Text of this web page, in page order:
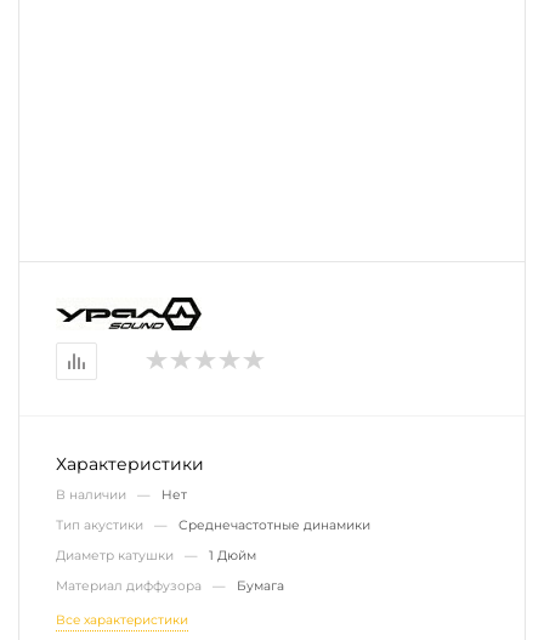
Характеристики
В наличии — Нет
Тип акустики — Среднечастотные динамики
Диаметр катушки — 1 Дюйм
Материал диффузора — Бумага
Все характеристики